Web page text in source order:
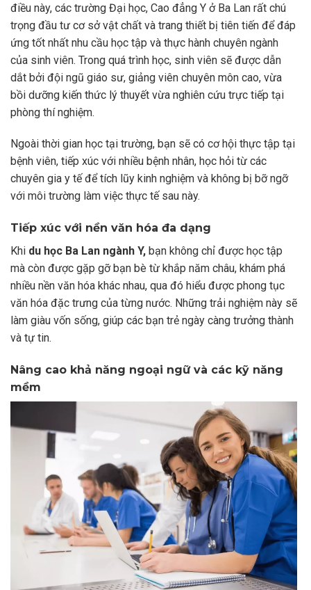
điều này, các trường Đại học, Cao đẳng Y ở Ba Lan rất chú
trọng đầu tư cơ sở vật chất và trang thiết bị tiên tiến để đáp
ứng tốt nhất nhu cầu học tập và thực hành chuyên ngành
của sinh viên. Trong quá trình học, sinh viên sẽ được dẫn
dắt bởi đội ngũ giáo sư, giảng viên chuyên môn cao, vừa
bồi dưỡng kiến thức lý thuyết vừa nghiên cứu trực tiếp tại
phòng thí nghiệm.
Ngoài thời gian học tại trường, bạn sẽ có cơ hội thực tập tại
bệnh viên, tiếp xúc với nhiều bệnh nhân, học hỏi từ các
chuyên gia y tế để tích lũy kinh nghiệm và không bị bỡ ngỡ
với môi trường làm việc thực tế sau này.
Tiếp xúc với nền văn hóa đa dạng
Khi du học Ba Lan ngành Y, bạn không chỉ được học tập
mà còn được gặp gỡ bạn bè từ khắp năm châu, khám phá
nhiều nền văn hóa khác nhau, qua đó hiểu được phong tục
văn hóa đặc trưng của từng nước. Những trải nghiệm này sẽ
làm giàu vốn sống, giúp các bạn trẻ ngày càng trưởng thành
và tự tin.
Nâng cao khả năng ngoại ngữ và các kỹ năng
mềm